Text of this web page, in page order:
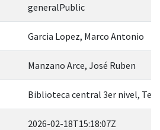
generalPublic
Garcia Lopez, Marco Antonio
Manzano Arce, José Ruben
Biblioteca central 3er nivel,
2026-02-18T15:18:07Z